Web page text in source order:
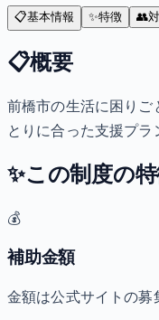
📋基本情報 ✨特徴 👥
📋概要
前橋市の生活に困りご
とりに合った支援プラ
✨この制度の
💰
補助金額
金額は公式サイトの募